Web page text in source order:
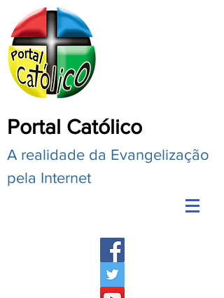
Portal Católico
A realidade da Evangelização
pela Internet